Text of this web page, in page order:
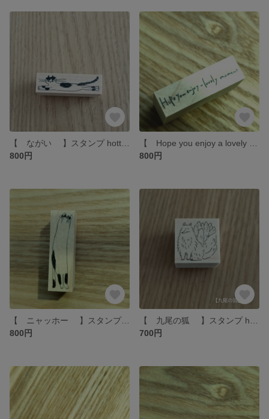
800円
800円
【 ニャッホー 】スタンプ hottёsuttё
800円
700円